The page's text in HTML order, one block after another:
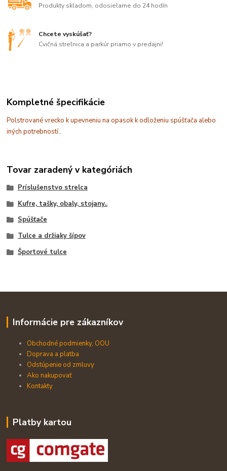
Produkty skladom, odosielame do 24 hodín
Chcete vyskúšať?
Cvičná streľnica a parkúr priamo v predajni!
Kompletné špecifikácie
Polstrované vrecko k upevneniu na opasok k odloženiu spúšťača alebo
iných potrebností..
Tovar zaradený v kategóriách
Príslušenstvo strelca
Kufre, tašky, obaly, stojany..
Spúšťače
Tulce a držiaky šípov
Športové tulce
Informácie pre zákazníkov
Obchodné podmienky, OOU
Doprava a platba
Odstúpenie od zmluvy
Ako nakupovať
Kontakty
Platby kartou